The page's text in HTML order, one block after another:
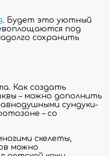
. Будет это уютный
под
сохранить
Как создать
– можно дополнить
сундуки-
– со
скелеты,
можно